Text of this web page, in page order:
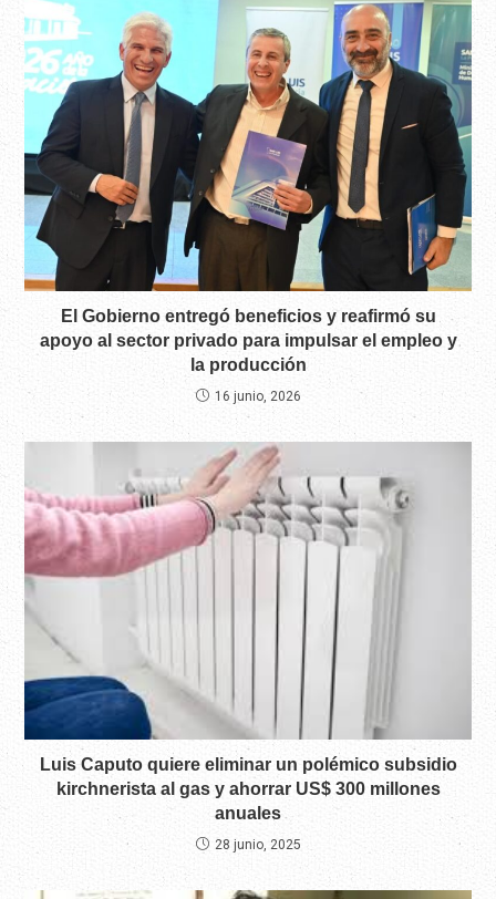
El Gobierno entregó beneficios y reafirmó su
apoyo al sector privado para impulsar el empleo y
la producción
16 junio, 2026
Luis Caputo quiere eliminar un polémico subsidio
kirchnerista al gas y ahorrar US$ 300 millones
anuales
28 junio, 2025